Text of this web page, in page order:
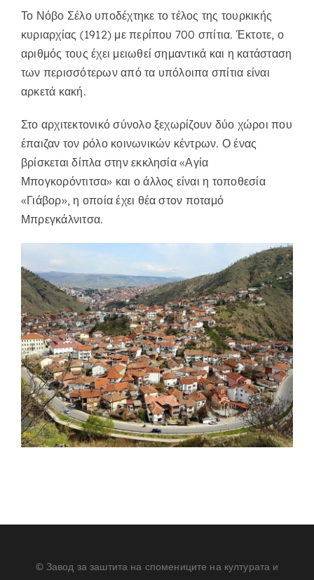
Το Νόβο Σέλο υποδέχτηκε το τέλος της τουρκικής
κυριαρχίας (1912) με περίπου 700 σπίτια. Έκτοτε, ο
αριθμός τους έχει μειωθεί σημαντικά και η κατάσταση
των περισσότερων από τα υπόλοιπα σπίτια είναι
αρκετά κακή.
Στο αρχιτεκτονικό σύνολο ξεχωρίζουν δύο χώροι που
έπαιζαν τον ρόλο κοινωνικών κέντρων. Ο ένας
βρίσκεται δίπλα στην εκκλησία «Αγία
Μπογκορόντιτσα» και ο άλλος είναι η τοποθεσία
«Γιάβορ», η οποία έχει θέα στον ποταμό
Μπρεγκάλνιτσα.
© Завод за заштита на спомениците на културата и